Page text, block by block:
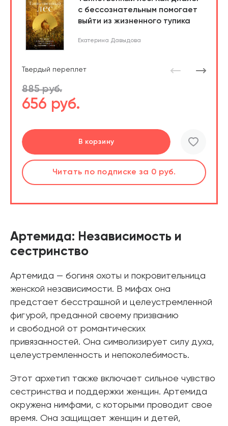
с бессознательным помогает
выйти из жизненного тупика
Екатерина Давыдова
Твердый переплет
885 руб.
656 руб.
В корзину
В корзине
Читать по подписке за 0 руб.
Перейти
Читать по подписке за 0 руб.
Перейти
Слушатьпо подпискеза 0 руб.
Подробнее
Читать по подписке за 0 руб.
Артемида: Независимость и
сестринство
Артемида — богиня охоты и покровительница
женской независимости. В мифах она
предстает бесстрашной и целеустремленной
фигурой, преданной своему призванию
и свободной от романтических
привязанностей. Она символизирует силу духа,
целеустремленность и непоколебимость.
Этот архетип также включает сильное чувство
сестринства и поддержки женщин. Артемида
окружена нимфами, с которыми проводит свое
время. Она защищает женщин и детей,